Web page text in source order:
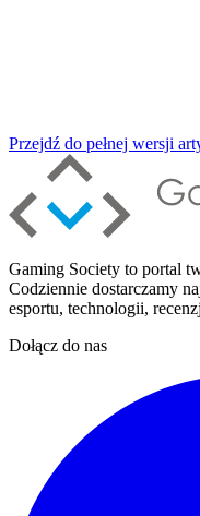
Przejdź do pełnej wersji
Gaming Society to portal
Codziennie dostarczamy
esportu, technologii,
Dołącz do nas